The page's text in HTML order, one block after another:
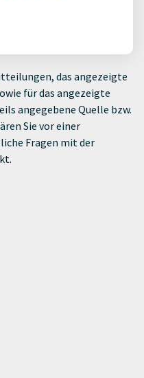
das angezeigte
für das angezeigte
angegebene Quelle bzw.
Sie vor einer
Fragen mit der